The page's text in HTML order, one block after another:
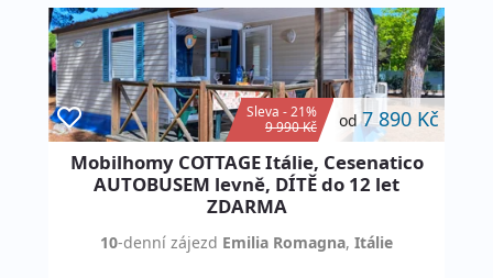
Sleva - 21%
9 990 Kč
od7 890 Kč
Mobilhomy COTTAGE Itálie, Cesenatico
AUTOBUSEM levně, DÍTĚ do 12 let
ZDARMA
10-denní zájezd Emilia Romagna, Itálie